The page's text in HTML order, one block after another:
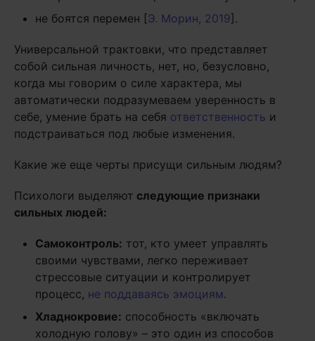
не боятся перемен [Э. Морин, 2019].
Универсальной трактовки, что представляет
собой сильная личность, нет, но, безусловно,
когда мы говорим о силе характера, мы
автоматически подразумеваем уверенность в
себе, умение брать на себя ответственность и
подстраиваться под любые изменения.
Какие же еще черты присущи сильным людям?
Психологи выделяют следующие признаки
сильных людей:
Самоконтроль: тот, кто умеет управлять
своими чувствами, легко переживает
стрессовые ситуации и контролирует
процесс, не поддаваясь эмоциям.
Хладнокровие: способность «включать
холодную голову» – это один из способов